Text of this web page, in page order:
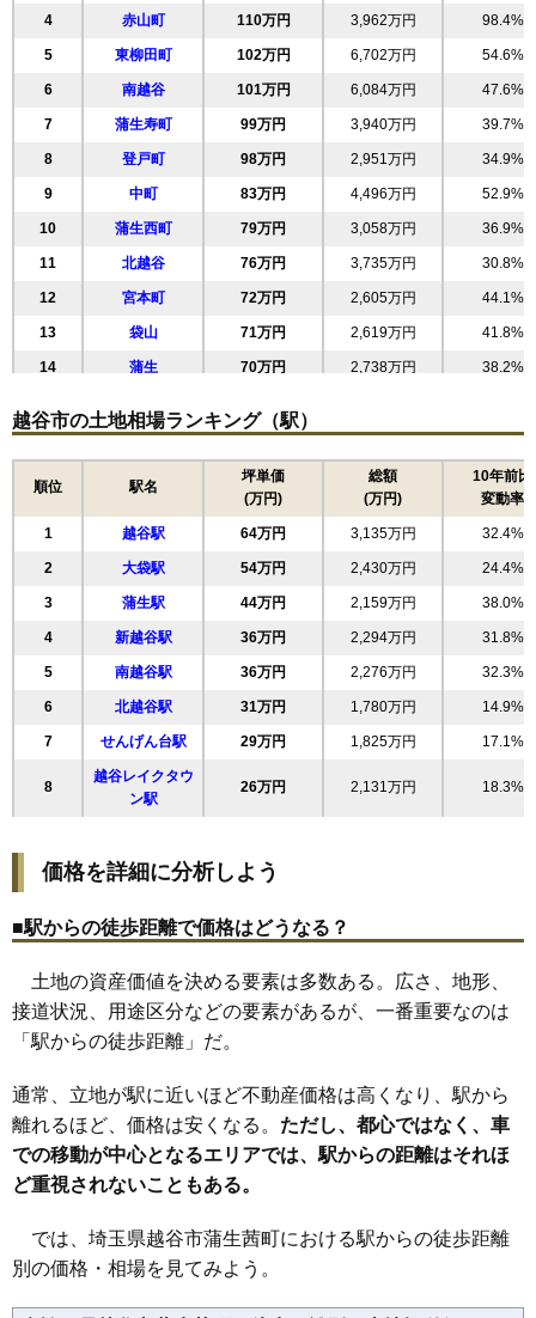
4 赤山町 110万円 3,962万円 98.4%
5 東柳田町 102万円 6,702万円 54.6%
6 南越谷 101万円 6,084万円 47.6%
7 蒲生寿町 99万円 3,940万円 39.7%
8 登戸町 98万円 2,951万円 34.9%
9 中町 83万円 4,496万円 52.9%
10 蒲生西町 79万円 3,058万円 36.9%
11 北越谷 76万円 3,735万円 30.8%
12 宮本町 72万円 2,605万円 44.1%
13 袋山 71万円 2,619万円 41.8%
14 蒲生 70万円 2,738万円 38.2%
16 大沢 69万円 2,350万円 35.3%
69万円 2,755万円 44.8%
68万円 3,541万円 34.7%
19 蒲生旭町 66万円 2,257万円 31.5%
20 蒲生本町 63万円 3,233万円 35.3%
21 御殿町 63万円 2,974万円 39.0%
22 蒲生愛宕町 62万円 1,915万円 32.7%
23 千間台西 61万円 2,761万円 30.1%
24 西方 60万円 2,872万円 27.5%
25 東越谷 59万円 2,879万円 27.8%
26 恩間 58万円 2,073万円 25.6%
29 南町 57万円
30 東大沢 56万円
32 大林 55万円 1,961万円 30.1%
54万円 29.7%
35 神明町 53万円 2,264万円 25.8%
36 花田 53万円 2,623万円 21.4%
37 下間久里 49万円 1,617万円 29.5%
千間台東
39 弥十郎 47万円 1,548万円 23.1%
40 大竹 45万円
41 弥栄町 43万円 2,178万円 27.7%
越谷市の土地相場ランキング（駅）
順位 駅名
坪単価
(万円)
総額
(万円)
10年前比
変動率
1 越谷駅 64万円 3,135万円 32.4%
2 大袋駅 54万円 2,430万円 24.4%
3 蒲生駅 44万円 2,159万円 38.0%
4 新越谷駅 36万円 2,294万円 31.8%
5 南越谷駅 36万円 2,276万円 32.3%
6 北越谷駅 31万円 1,780万円 14.9%
7 せんげん台駅 29万円 1,825万円 17.1%
8
越谷レイクタウ
ン駅
26万円 2,131万円 18.3%
価格を詳細に分析しよう
■駅からの徒歩距離で価格はどうなる？
土地の資産価値を決める要素は多数ある。広さ、地形、
接道状況、用途区分などの要素があるが、一番重要なのは
「駅からの徒歩距離」だ。
通常、立地が駅に近いほど不動産価格は高くなり、駅から
離れるほど、価格は安くなる。 ただし、都心ではなく、車
での移動が中心となるエリアでは、駅からの距離はそれほ
ど重視されないこともある。
では、埼玉県越谷市蒲生茜町における駅からの徒歩距離
別の価格・相場を見てみよう。